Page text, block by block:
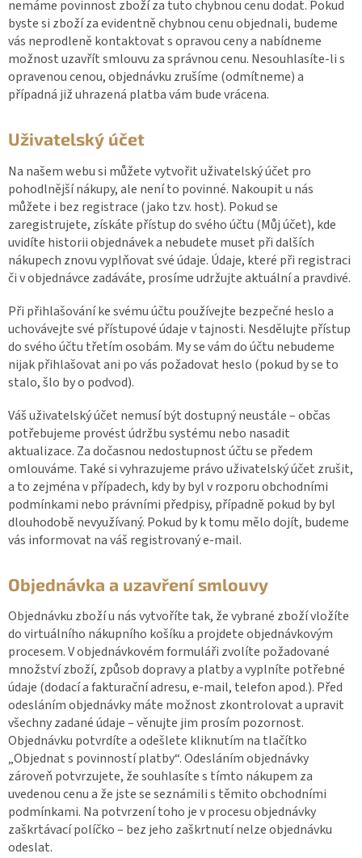
nemáme povinnost zboží za tuto chybnou cenu dodat. Pokud
byste si zboží za evidentně chybnou cenu objednali, budeme
vás neprodleně kontaktovat s opravou ceny a nabídneme
možnost uzavřít smlouvu za správnou cenu. Nesouhlasíte-li s
opravenou cenou, objednávku zrušíme (odmítneme) a
případná již uhrazená platba vám bude vrácena.
Uživatelský účet
Na našem webu si můžete vytvořit uživatelský účet pro
pohodlnější nákupy, ale není to povinné. Nakoupit u nás
můžete i bez registrace (jako tzv. host). Pokud se
zaregistrujete, získáte přístup do svého účtu (Můj účet), kde
uvidíte historii objednávek a nebudete muset při dalších
nákupech znovu vyplňovat své údaje. Údaje, které při registraci
či v objednávce zadáváte, prosíme udržujte aktuální a pravdivé.
Při přihlašování ke svému účtu používejte bezpečné heslo a
uchovávejte své přístupové údaje v tajnosti. Nesdělujte přístup
do svého účtu třetím osobám. My se vám do účtu nebudeme
nijak přihlašovat ani po vás požadovat heslo (pokud by se to
stalo, šlo by o podvod).
Váš uživatelský účet nemusí být dostupný neustále – občas
potřebujeme provést údržbu systému nebo nasadit
aktualizace. Za dočasnou nedostupnost účtu se předem
omlouváme. Také si vyhrazujeme právo uživatelský účet zrušit,
a to zejména v případech, kdy by byl v rozporu obchodními
podmínkami nebo právními předpisy, případně pokud by byl
dlouhodobě nevyužívaný. Pokud by k tomu mělo dojít, budeme
vás informovat na váš registrovaný e-mail.
Objednávka a uzavření smlouvy
Objednávku zboží u nás vytvoříte tak, že vybrané zboží vložíte
do virtuálního nákupního košíku a projdete objednávkovým
procesem. V objednávkovém formuláři zvolíte požadované
množství zboží, způsob dopravy a platby a vyplníte potřebné
údaje (dodací a fakturační adresu, e-mail, telefon apod.). Před
odesláním objednávky máte možnost zkontrolovat a upravit
všechny zadané údaje – věnujte jim prosím pozornost.
Objednávku potvrdíte a odešlete kliknutím na tlačítko
„Objednat s povinností platby“. Odesláním objednávky
zároveň potvrzujete, že souhlasíte s tímto nákupem za
uvedenou cenu a že jste se seznámili s těmito obchodními
podmínkami. Na potvrzení toho je v procesu objednávky
zaškrtávací políčko – bez jeho zaškrtnutí nelze objednávku
odeslat.